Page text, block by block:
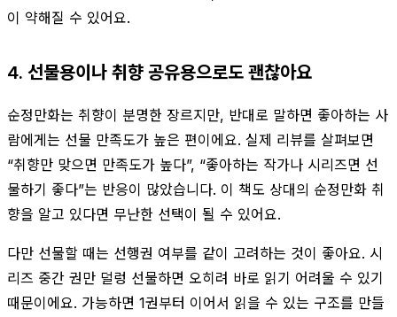
이 약해질 수 있어요.
4. 선물용이나 취향 공유용으로도 괜찮아요
순정만화는 취향이 분명한 장르지만, 반대로 말하면 좋아하는 사
람에게는 선물 만족도가 높은 편이에요. 실제 리뷰를 살펴보면
“취향만 맞으면 만족도가 높다”, “좋아하는 작가나 시리즈면 선
물하기 좋다”는 반응이 많았습니다. 이 책도 상대의 순정만화 취
향을 알고 있다면 무난한 선택이 될 수 있어요.
다만 선물할 때는 선행권 여부를 같이 고려하는 것이 좋아요. 시
리즈 중간 권만 덜렁 선물하면 오히려 바로 읽기 어려울 수 있기
때문이에요. 가능하면 1권부터 이어서 읽을 수 있는 구조를 만들